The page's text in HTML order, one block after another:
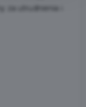
za utrudnienia i